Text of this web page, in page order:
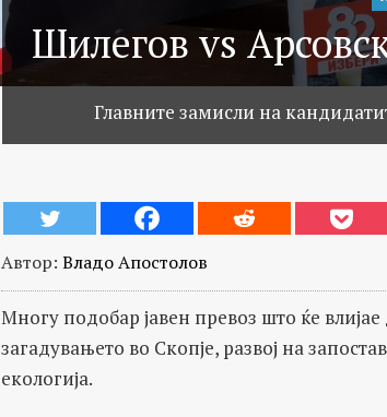
Шилегов vs
Главните замисли на
Автор: Владо Апостолов
Многу подобар јавен превоз што ќе
загадувањето во Скопје, развој на
екологија.